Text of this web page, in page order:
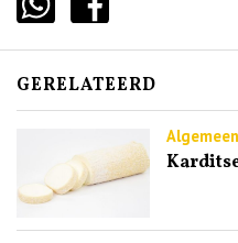
GERELATEERD
Algemeen